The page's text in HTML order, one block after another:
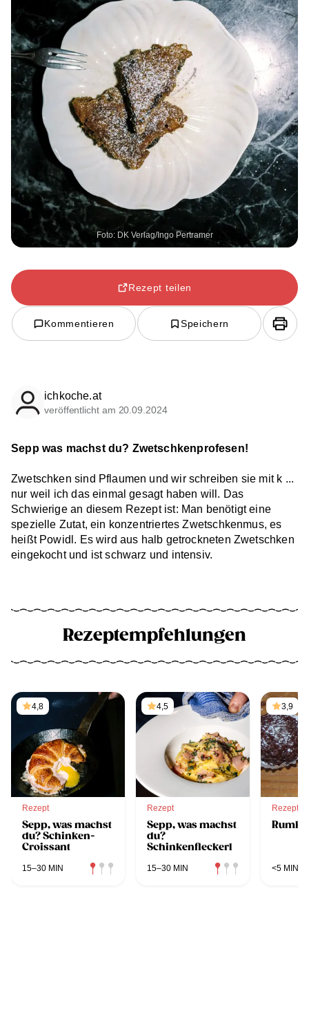
Foto: DK Verlag/Ingo Pertramer
Rezept teilen
Kommentieren Speichern
ichkoche.at
veröffentlicht am 20.09.2024
Sepp was machst du? Zwetschkenprofesen!
Zwetschken sind Pflaumen und wir schreiben sie mit k ...
nur weil ich das einmal gesagt haben will. Das
Schwierige an diesem Rezept ist: Man benötigt eine
spezielle Zutat, ein konzentriertes Zwetschkenmus, es
heißt Powidl. Es wird aus halb getrockneten Zwetschken
eingekocht und ist schwarz und intensiv.
Rezeptempfehlungen
4,8
Rezept
Sepp, was machst
du? Schinken-
Croissant
15–30 MIN
4,5
Rezept
Sepp, was machst
du?
Schinkenfleckerl
15–30 MIN
3,9
Rezept
<5 MIN